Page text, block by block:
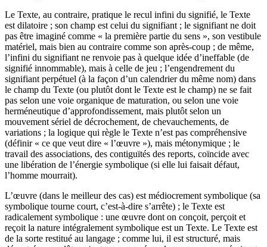
Le Texte, au contraire, pratique le recul infini du signifié, le Texte
est dilatoire ; son champ est celui du signifiant ; le signifiant ne doit
pas être imaginé comme « la première partie du sens », son vestibule
matériel, mais bien au contraire comme son après-coup ; de même,
l’infini du signifiant ne renvoie pas à quelque idée d’ineffable (de
signifié innommable), mais à celle de jeu ; l’engendrement du
signifiant perpétuel (à la façon d’un calendrier du même nom) dans
le champ du Texte (ou plutôt dont le Texte est le champ) ne se fait
pas selon une voie organique de maturation, ou selon une voie
herméneutique d’approfondissement, mais plutôt selon un
mouvement sériel de décrochement, de chevauchements, de
variations ; la logique qui règle le Texte n’est pas compréhensive
(définir « ce que veut dire « l’œuvre »), mais métonymique ; le
travail des associations, des contiguïtés des reports, coïncide avec
une libération de l’énergie symbolique (si elle lui faisait défaut,
l’homme mourrait).
L’œuvre (dans le meilleur des cas) est médiocrement symbolique (sa
symbolique tourne court, c’est-à-dire s’arrête) ; le Texte est
radicalement symbolique : une œuvre dont on conçoit, perçoit et
reçoit la nature intégralement symbolique est un Texte. Le Texte est
de la sorte restitué au langage ; comme lui, il est structuré, mais